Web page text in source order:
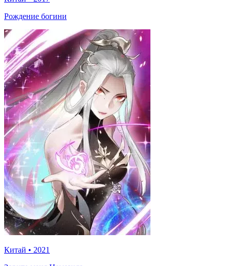
Рождение богини
Китай • 2021